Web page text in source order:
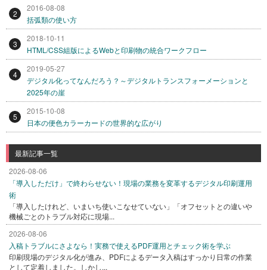
2
2016-08-08
括弧類の使い方
3
2018-10-11
HTML/CSS組版によるWebと印刷物の統合ワークフロー
4
2019-05-27
デジタル化ってなんだろう？～デジタルトランスフォーメーションと
2025年の崖
5
2015-10-08
日本の便色カラーカードの世界的な広がり
最新記事一覧
2026-08-06
「導入しただけ」で終わらせない！現場の業務を変革するデジタル印刷運用
術
「導入したけれど、いまいち使いこなせていない」「オフセットとの違いや
機械ごとのトラブル対応に現場...
2026-08-06
入稿トラブルにさよなら！実務で使えるPDF運用とチェック術を学ぶ
印刷現場のデジタル化が進み、PDFによるデータ入稿はすっかり日常の作業
として定着しました。しかし...